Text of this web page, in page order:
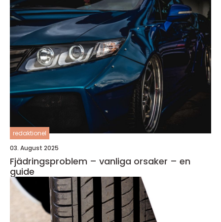
redaktionel
03. August 2025
Fjädringsproblem – vanliga orsaker – en
guide